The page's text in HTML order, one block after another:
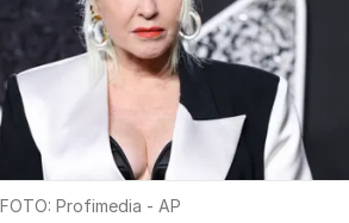
FOTO: Profimedia - AP